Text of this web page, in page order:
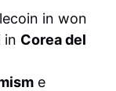
in won
in Corea del
e